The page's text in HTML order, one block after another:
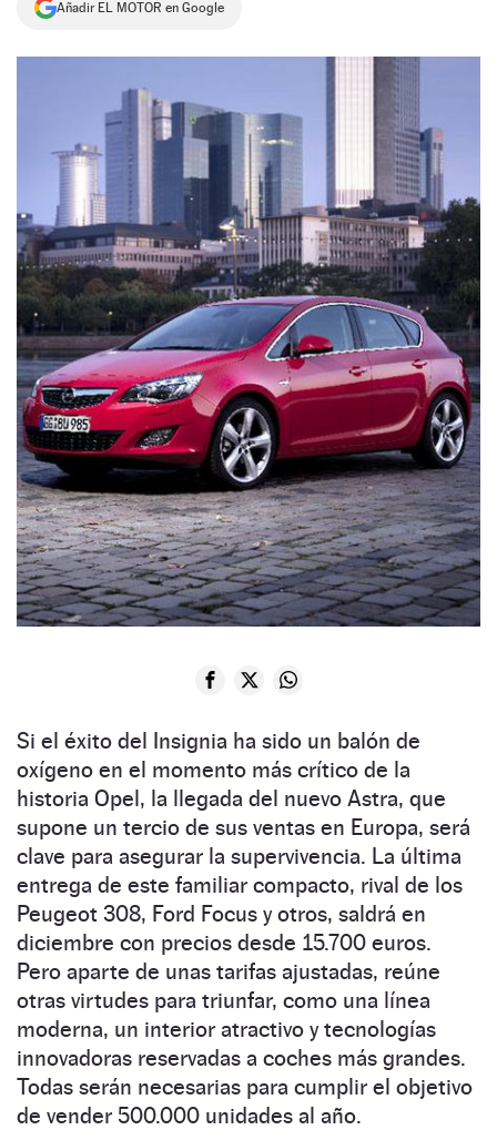
Añadir EL MOTOR en Google
Si el éxito del Insignia ha sido un balón de
oxígeno en el momento más crítico de la
historia Opel, la llegada del nuevo Astra, que
supone un tercio de sus ventas en Europa, será
clave para asegurar la supervivencia. La última
entrega de este familiar compacto, rival de los
Peugeot 308, Ford Focus y otros, saldrá en
diciembre con precios desde 15.700 euros.
Pero aparte de unas tarifas ajustadas, reúne
otras virtudes para triunfar, como una línea
moderna, un interior atractivo y tecnologías
innovadoras reservadas a coches más grandes.
Todas serán necesarias para cumplir el objetivo
de vender 500.000 unidades al año.